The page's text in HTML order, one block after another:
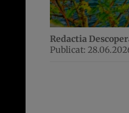
Redactia
Publicat: